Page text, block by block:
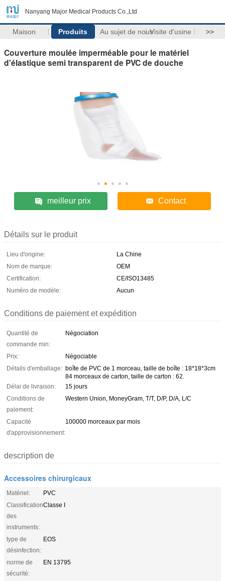
Nanyang Major Medical Products Co.,Ltd
Maison Produits Au sujet de nousVisite d'usine >>
Couverture moulée imperméable pour le matériel
d'élastique semi transparent de PVC de douche
meilleur prix Contact
Détails sur le produit
Lieu d'origine:
La Chine
Nom de marque:
OEM
Certification:
CE/ISO13485
Numéro de modèle:
Aucun
Conditions de paiement et expédition
Quantité de
commande min:
Négociation
Prix:
Négociable
Détails d'emballage: boîte de PVC de 1 morceau, taille de boîte : 18*18*3cm
84 morceaux de carton, taille de carton : 62.
Délai de livraison:
15 jours
Conditions de
paiement:
Western Union, MoneyGram, T/T, D/P, D/A, L/C
Capacité
d'approvisionnement:
100000 morceaux par mois
description de
Accessoires chirurgicaux
Matériel:
PVC
Classification
des
instruments:
Classe I
type de
désinfection:
EOS
norme de
sécurité:
EN 13795